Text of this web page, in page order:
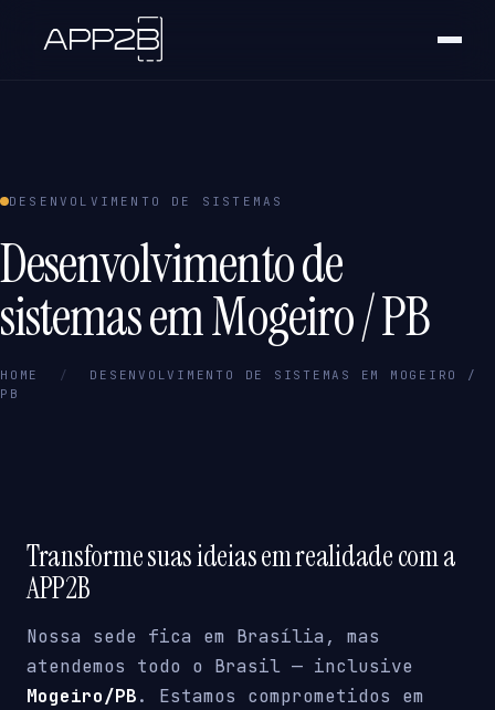
DESENVOLVIMENTO DE SISTEMAS
Desenvolvimento de
sistemas em Mogeiro / PB
HOME /
DESENVOLVIMENTO DE SISTEMAS EM MOGEIRO /
PB
Transforme suas ideias em realidade com a
APP2B
Nossa sede fica em Brasília, mas
atendemos todo o Brasil — inclusive
Mogeiro/PB. Estamos comprometidos em